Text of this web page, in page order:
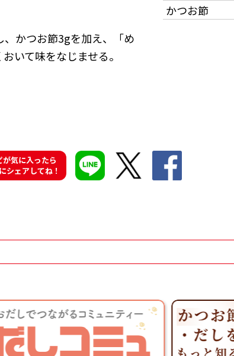
かつお節3gを加え、「め
いて味をなじませる。
かつお節
が気に入ったら
シェアしてね！